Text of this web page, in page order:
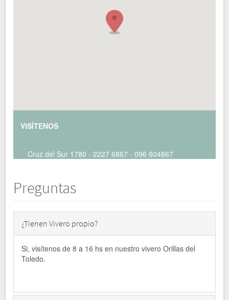
VISÍTENOS
Cruz del Sur 1780 - 2227 6867 - 096 604867
Preguntas
¿Tienen Vivero propio?
Si, visítenos de 8 a 16 hs en nuestro vivero Orillas del
Toledo.